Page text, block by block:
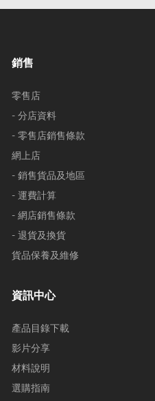
銷售
零售店
- 分店資料
- 零售店銷售條款
網上店
- 銷售貨品及地區
- 運費計算
- 網店銷售條款
- 退貨及換貨
貨品保養及維修
資訊中心
產品目錄下載
影片分享
材料說明
選購指南